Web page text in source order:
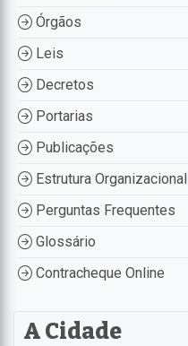
Órgãos
Leis
Decretos
Portarias
Publicações
Estrutura Organizacional
Perguntas Frequentes
Glossário
Contracheque Online
A Cidade